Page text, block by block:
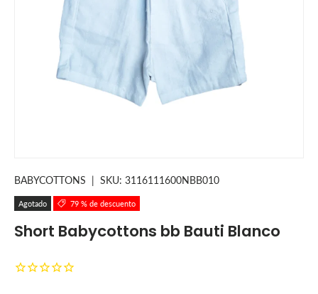
BABYCOTTONS | SKU: 3116111600NBB010
Agotado 79 % de descuento
Short Babycottons bb Bauti Blanco